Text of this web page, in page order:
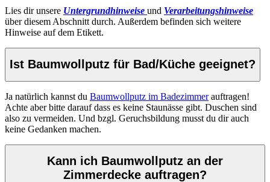
Lies dir unsere Untergrundhinweise und Verarbeitungshinweise
über diesem Abschnitt durch. Außerdem befinden sich weitere
Hinweise auf dem Etikett.
Ist Baumwollputz für Bad/Küche geeignet?
Ja natürlich kannst du Baumwollputz im Badezimmerauftragen!
Achte aber bitte darauf dass es keine Staunässe gibt. Duschen sind
also zu vermeiden. Und bzgl. Geruchsbildung musst du dir auch
keine Gedanken machen.
Kann ich Baumwollputz an der
Zimmerdecke auftragen?